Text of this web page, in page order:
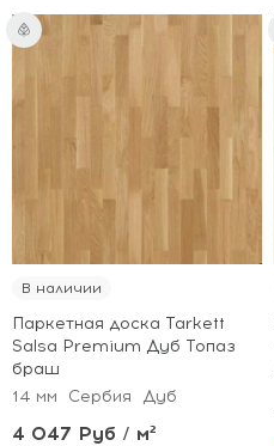
В наличии
Паркетная доска Tarkett
Salsa Premium Дуб Топаз
браш
14 мм
Сербия Дуб
4 047 Руб / м²